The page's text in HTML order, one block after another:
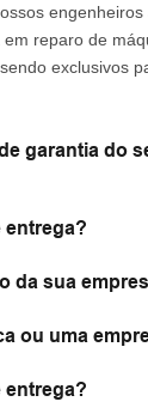
reparo de
exclusivos
garantia do
entrega?
da sua
ou uma
entrega?